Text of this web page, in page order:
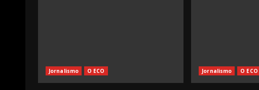
Jornalismo O ECO Jornalismo O ECO